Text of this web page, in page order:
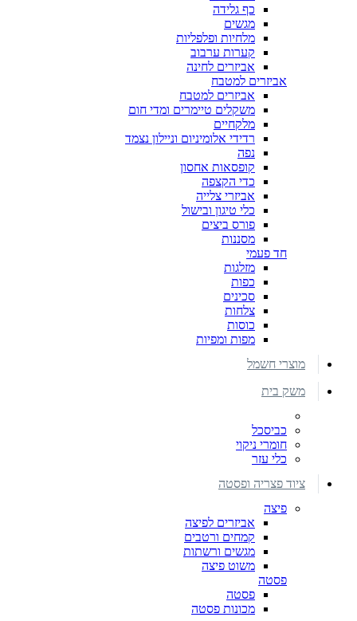
כף גלידה
מגשים
מלחיות ופלפליות
קערות ערבוב
אביזרים לחינה
אביזרים למטבח
אביזרים למטבח
משקלים טיימרים ומדי חום
מלקחיים
רדידי אלומיניום וניילון נצמד
נפה
קופסאות אחסון
כדי הקצפה
אביזרי צלייה
כלי טיגון ובישול
פורס ביצים
מסננות
חד פעמי
מזלגות
כפות
סכינים
צלחות
כוסות
מפות ומפיות
מוצרי חשמל
משק בית
כביסכל
חומרי ניקוי
כלי עזר
ציוד פצריה ופסטה
פיצה
אביזרים לפיצה
קמחים ורטבים
מגשים ורשתות
משוט פיצה
פסטה
פסטה
מכונות פסטה